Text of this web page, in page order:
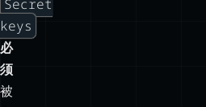
被
Git
忽
略，
并